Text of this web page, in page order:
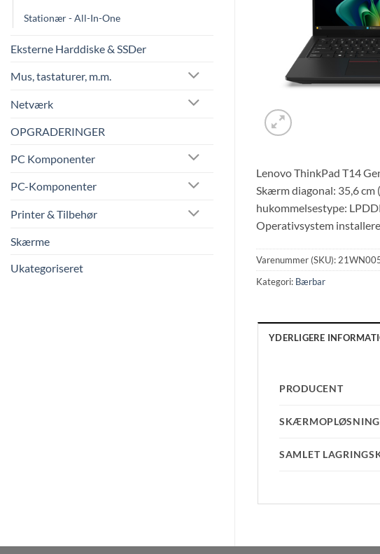
Stationær - All-In-One
Eksterne Harddiske & SSDer
Mus, tastaturer, m.m.
Netværk
OPGRADERINGER
PC Komponenter
PC-Komponenter
Printer & Tilbehør
Skærme
Ukategoriseret
Lenovo ThinkPad T14
Skærm diagonal: 35,6
hukommelsestype:
Operativsystem
Varenummer (SKU):
Kategori: Bærbar
YDERLIGERE
PRODUCENT
SKÆRMOPLØSNING
SAMLET